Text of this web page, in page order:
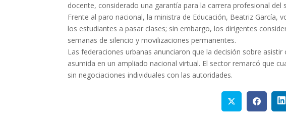
docente, considerado una garantía para la carrera profesional del
Frente al paro nacional, la ministra de Educación, Beatriz García,
los estudiantes a pasar clases; sin embargo, los dirigentes
semanas de silencio y movilizaciones permanentes.
Las federaciones urbanas anunciaron que la decisión sobre
asumida en un ampliado nacional virtual. El sector remarcó que
sin negociaciones individuales con las autoridades.